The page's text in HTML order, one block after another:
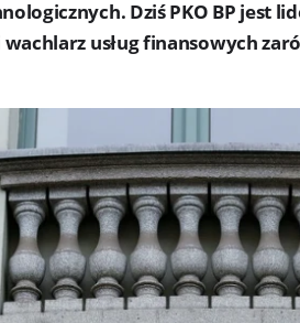
Dziś PKO BP jest
usług finansowych